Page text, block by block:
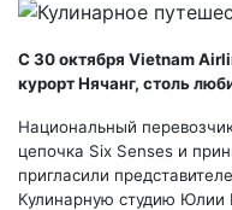
C 30 октября Vietnam
курорт Нячанг, столь
Национальный
цепочка Six Senses и
пригласили
Кулинарную студию Юлии